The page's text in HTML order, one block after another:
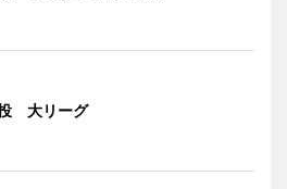
大リーグ